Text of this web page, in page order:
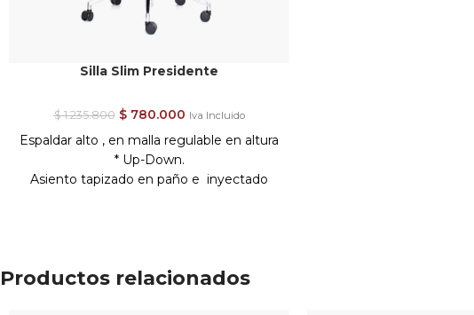
Silla Slim Presidente
$1.235.800 $780.000 Iva Incluido
Espaldar alto , en malla regulable en altura
* Up-Down.
Asiento tapizado en paño e inyectado
MecanismoSyncro 4 bloqueos antishock
Productos relacionados